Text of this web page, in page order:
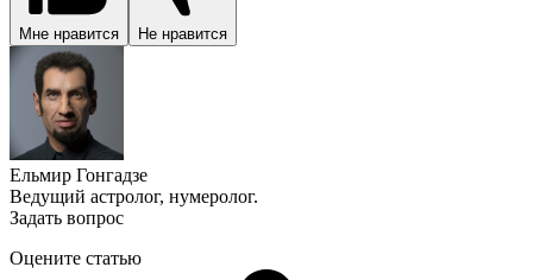
Мне нравится Не нравится
Ельмир Гонгадзе
Ведущий астролог, нумеролог.
Задать вопрос
Оцените статью